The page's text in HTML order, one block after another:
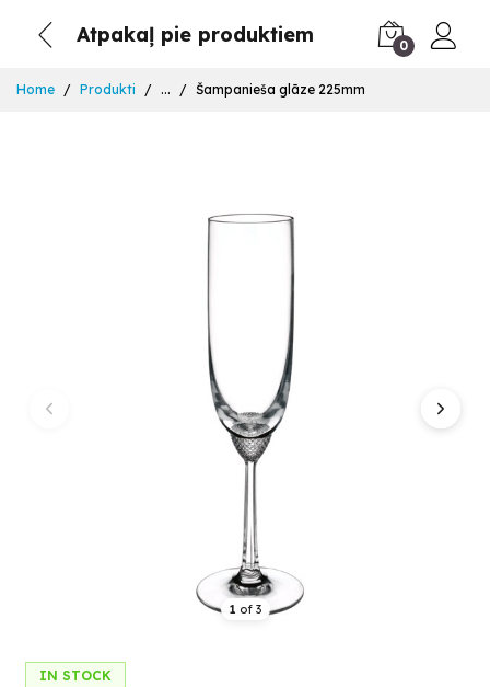
Atpakaļ pie produktiem 0
Home Produkti ... Šampanieša glāze 225mm
1 of 3
IN STOCK